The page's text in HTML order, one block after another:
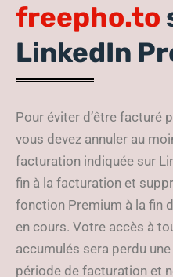
freepho.to
LinkedIn
Pour éviter d’être facturé
vous devez annuler au
facturation indiquée sur
fin à la facturation et
fonction Premium à la fin
en cours. Votre accès à
accumulés sera perdu
période de facturation et